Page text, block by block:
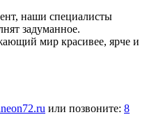
наши специалисты
задуманное.
мир красивее, ярче и
или позвоните: 8